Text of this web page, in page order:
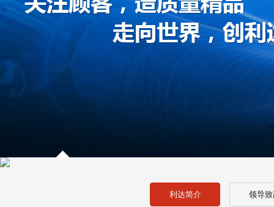
利达简介 领导致